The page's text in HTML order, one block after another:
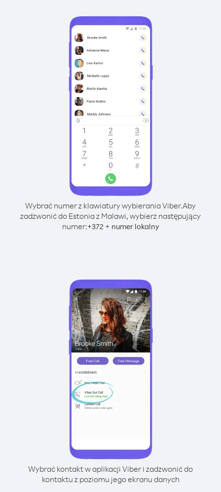
Wybrać numer z klawiatury wybierania Viber.Aby
zadzwonić do Estonia z Malawi, wybierz następujący
numer:+372+ numer lokalny
Wybrać kontakt w aplikacji Viber i zadzwonić do
kontaktu z poziomu jego ekranu danych